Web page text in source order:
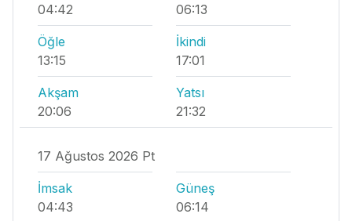
04:42
06:13
Öğle
13:15
İkindi
17:01
Akşam
20:06
Yatsı
21:32
17 Ağustos 2026 Pt
İmsak
04:43
Güneş
06:14